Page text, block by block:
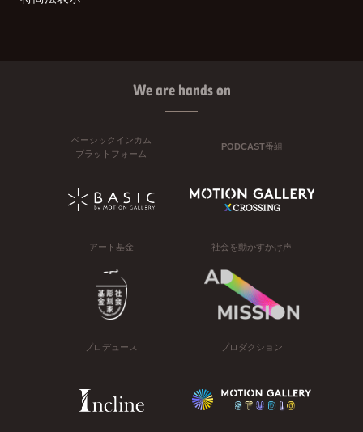
We are hands on
ベーシックインカム
プラットフォーム
PODCAST番組
アート基金 社会を動かすかけ声
プロデュース プロダクション